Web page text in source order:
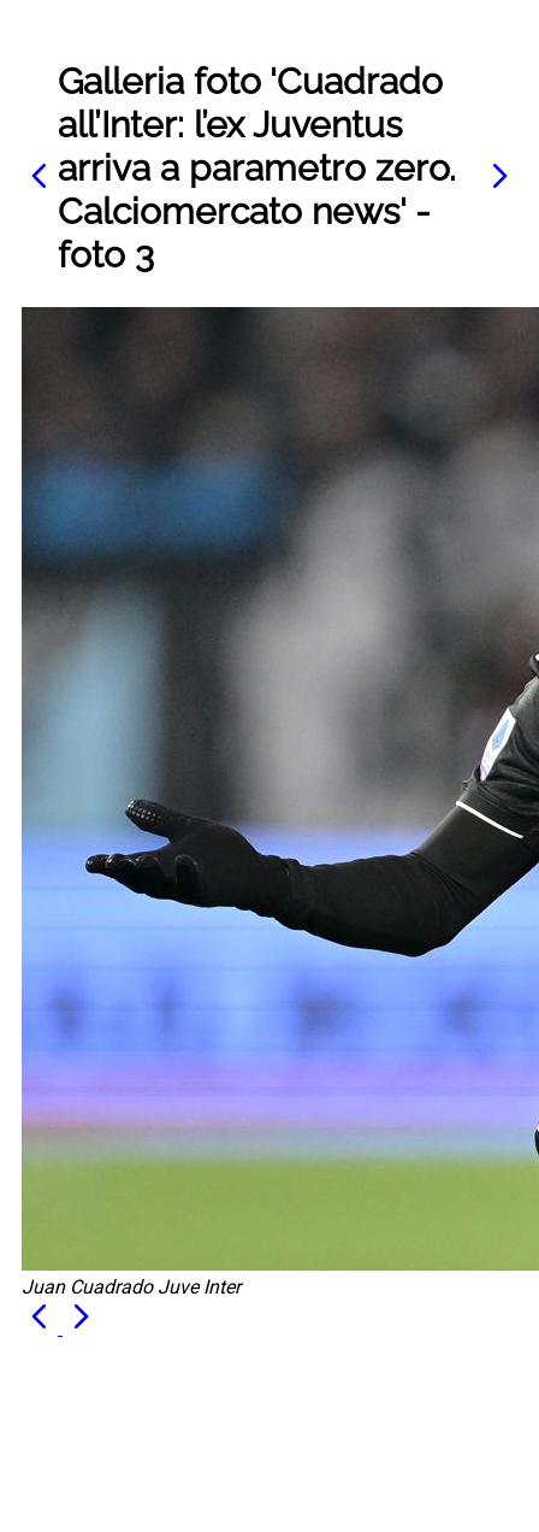
Galleria foto 'Cuadrado
all’Inter: l’ex Juventus
arriva a parametro zero.
Calciomercato news' -
foto 3
Juan Cuadrado Juve Inter